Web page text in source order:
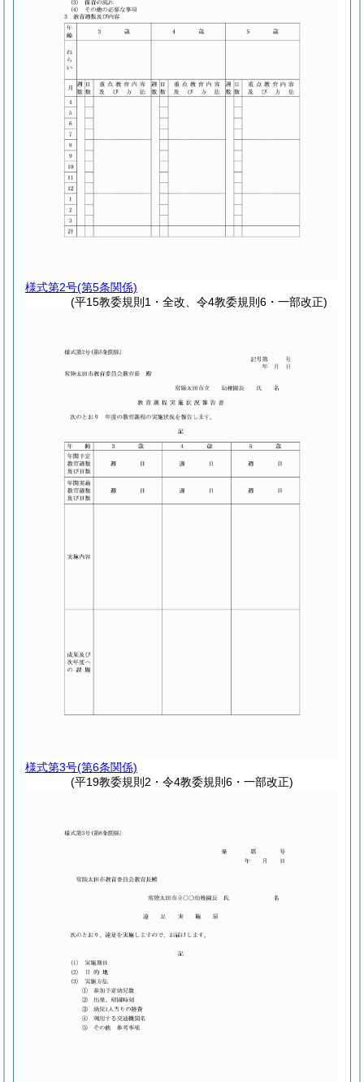
様式第2号(第5条関係)
(平15教委規則1・全改、令4教委規則6・一部改正)
様式第3号(第6条関係)
(平19教委規則2・令4教委規則6・一部改正)